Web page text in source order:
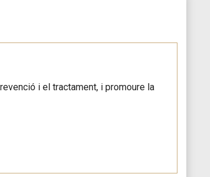
i el tractament, i promoure la